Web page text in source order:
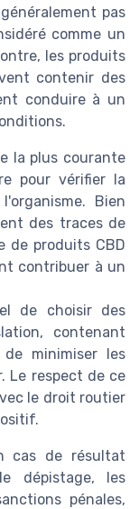
pas
comme un
les produits
contenir des
conduire à un
la plus courante
pour vérifier la
Bien
des traces de
de produits CBD
contribuer à un
de choisir des
contenant
minimiser les
Le respect de ce
le droit routier
cas de résultat
dépistage, les
pénales,